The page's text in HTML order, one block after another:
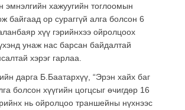
эмнэлгийн хажуугийн тоглоомын
байгаад ор сураггүй алга болсон 6
хүү гэрийнхээ ойролцоох
унаж нас барсан байдалтай
хэрэг гарлаа.
дарга Б.Баатархүү, “Эрэн хайх баг
болсон хүүгийн цогцсыг өчигдөр 16
нь ойролцоо траншейны нүхнээс